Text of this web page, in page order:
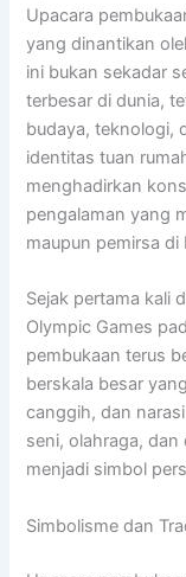
Upacara
yang dinantikan
ini bukan sekadar
terbesar di dunia,
budaya, teknologi,
identitas tuan
menghadirkan
pengalaman yang
maupun pemirsa di
Sejak pertama kali
Olympic Games
pembukaan terus
berskala besar
canggih, dan
seni, olahraga,
menjadi simbol
Simbolisme dan